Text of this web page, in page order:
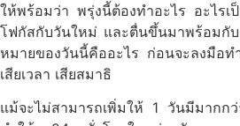
ให้พร้อมว่า พรุ่งนี้ต้องทำอะไร อะไร
โฟกัสกับวันใหม่ และตื่นขึ้นมาพร้อมกับ
หมายของวันนี้คืออะไร ก่อนจะลงมือท
เสียเวลา เสียสมาธิ
แม้จะไม่สามารถเพิ่มให้ 1 วันมีมากก